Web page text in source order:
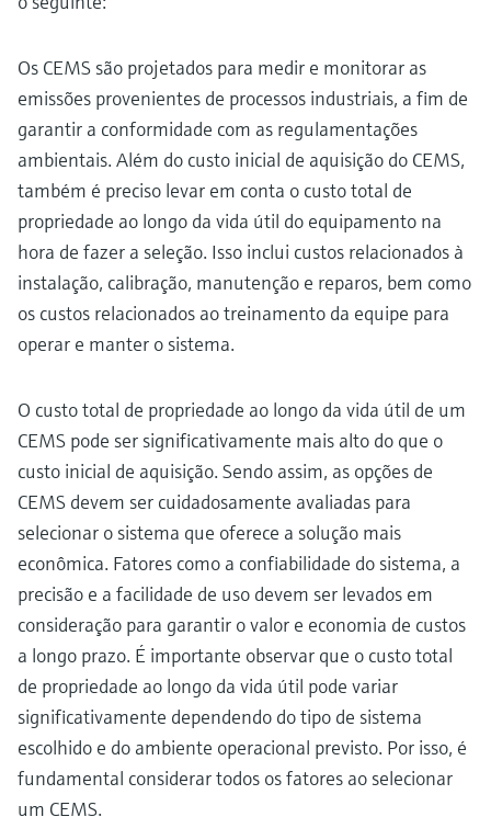
Os CEMS são projetados para medir e monitorar as
emissões provenientes de processos industriais, a fim de
garantir a conformidade com as regulamentações
ambientais. Além do custo inicial de aquisição do CEMS,
também é preciso levar em conta o custo total de
propriedade ao longo da vida útil do equipamento na
hora de fazer a seleção. Isso inclui custos relacionados à
instalação, calibração, manutenção e reparos, bem como
os custos relacionados ao treinamento da equipe para
operar e manter o sistema.
O custo total de propriedade ao longo da vida útil de um
CEMS pode ser significativamente mais alto do que o
custo inicial de aquisição. Sendo assim, as opções de
CEMS devem ser cuidadosamente avaliadas para
selecionar o sistema que oferece a solução mais
econômica. Fatores como a confiabilidade do sistema, a
precisão e a facilidade de uso devem ser levados em
consideração para garantir o valor e economia de custos
a longo prazo. É importante observar que o custo total
de propriedade ao longo da vida útil pode variar
significativamente dependendo do tipo de sistema
escolhido e do ambiente operacional previsto. Por isso, é
fundamental considerar todos os fatores ao selecionar
um CEMS.